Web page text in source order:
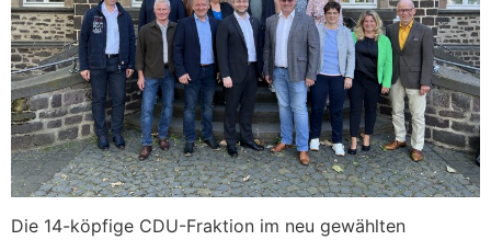
Die 14-köpfige CDU-Fraktion im neu gewählten